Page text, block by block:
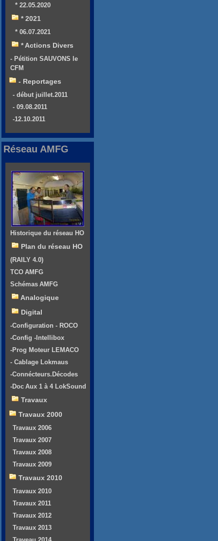
* 22.05.2020
* 2021
* 06.07.2021
* Actions Divers
- Pétition SAUVONS le
CFM
- Reportages
- début juillet.2011
- 09.08.2011
-12.10.2011
Réseau AMFG
Historique du réseau HO
Plan du réseau HO
(RAILY 4.0)
TCO AMFG
Schémas AMFG
Analogique
Digital
-Configuration - ROCO
-Config -Intellibox
-Prog Moteur LEMACO
- Cablage Lokmaus
-Connécteurs.Décodes
-Doc Aux 1 à 4 LokSound
Travaux
Travaux 2000
Travaux 2006
Travaux 2007
Travaux 2008
Travaux 2009
Travaux 2010
Travaux 2010
Travaux 2011
Travaux 2012
Travaux 2013